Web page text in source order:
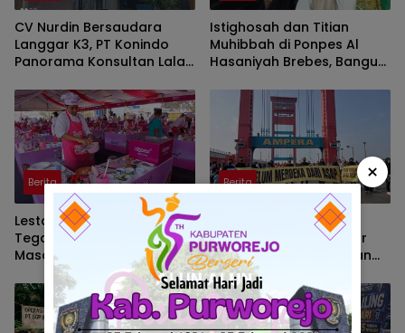
CV Nurdin Bersaudara
Langgar K3, PT Konindo
Panorama Konsultan Lalai
Istighosah dan Titian
Muhibbah di Ponpes Al
Hasaniyah Brebes, Bangun
Jumadil Kubro dan Wali
Songo
Berita
Lestarikan Kuliner Pesisir
Tegal, 40 Chef Ikuti Lomba
Masak Udang – Cumi
Berita
“Belum Merdeka dari
Asap”: Rawang ID Gelar
Aksi Kreatif di Jembatan
Ampera
×